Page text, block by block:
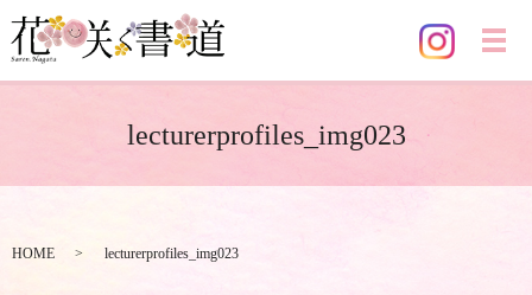
メ
lecturerprofiles_img023
HOME lecturerprofiles_img023